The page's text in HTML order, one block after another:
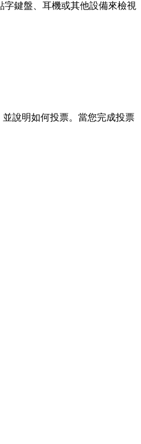
鍵盤、耳機或其他設備來檢視
並說明如何投票。當您完成投票